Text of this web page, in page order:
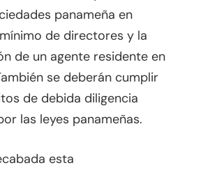
panameña en
de directores y la
de un agente residente en
se deberán cumplir
de debida diligencia
las leyes panameñas.
esta